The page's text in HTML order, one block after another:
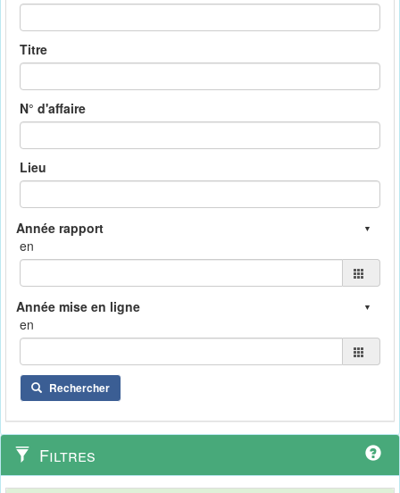
Titre
N° d'affaire
Lieu
en
en
Rechercher
Filtres